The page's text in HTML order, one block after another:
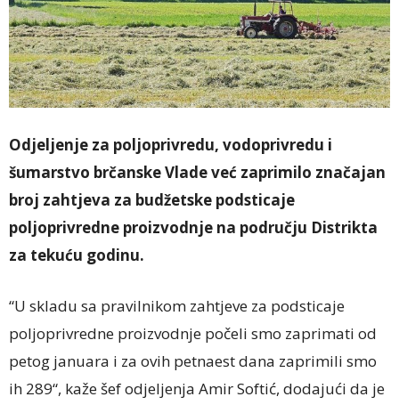
Odjeljenje za poljoprivredu, vodoprivredu i
šumarstvo brčanske Vlade već zaprimilo značajan
broj zahtjeva za budžetske podsticaje
poljoprivredne proizvodnje na području Distrikta
za tekuću godinu.
“U skladu sa pravilnikom zahtjeve za podsticaje
poljoprivredne proizvodnje počeli smo zaprimati od
petog januara i za ovih petnaest dana zaprimili smo
ih 289“, kaže šef odjeljenja Amir Softić, dodajući da je